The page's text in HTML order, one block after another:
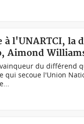
à l'UNARTCI, la
Aimond
du différend
qui secoue l'Union